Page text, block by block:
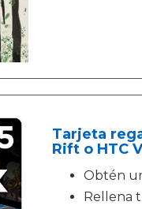
Tarjeta
Rift o HTC
Obtén
Rellena